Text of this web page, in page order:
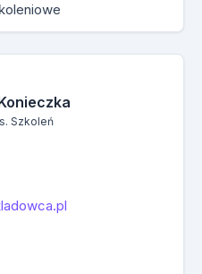
Szkoleń